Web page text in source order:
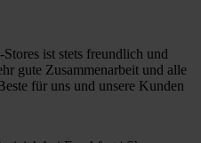
ist stets freundlich und
gute Zusammenarbeit und alle
für uns und unsere Kunden